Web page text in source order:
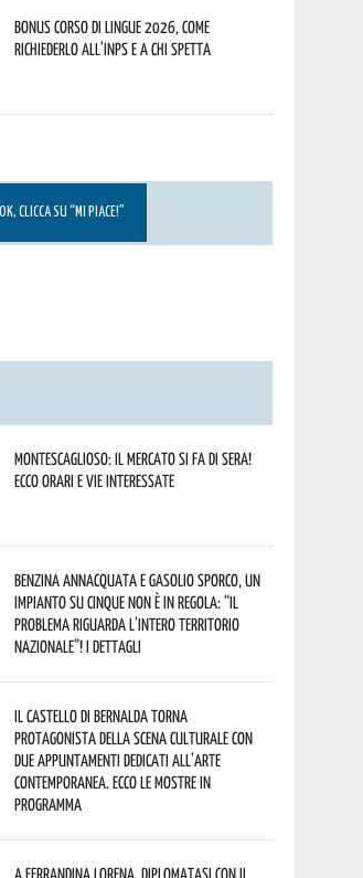
Bonus corso di lingue 2026, come
richiederlo all’INPS e a chi spetta
CLICCA SU “MI PIACE!”
Montescaglioso: il mercato si fa di sera!
Ecco orari e vie interessate
Benzina annacquata e gasolio sporco, un
impianto su cinque non è in regola: “il
problema riguarda l’intero territorio
Nazionale”! I dettagli
Il Castello di Bernalda torna
protagonista della scena culturale con
due appuntamenti dedicati all’arte
contemporanea. Ecco le mostre in
programma
A Ferrandina Lorena, diplomatasi con il